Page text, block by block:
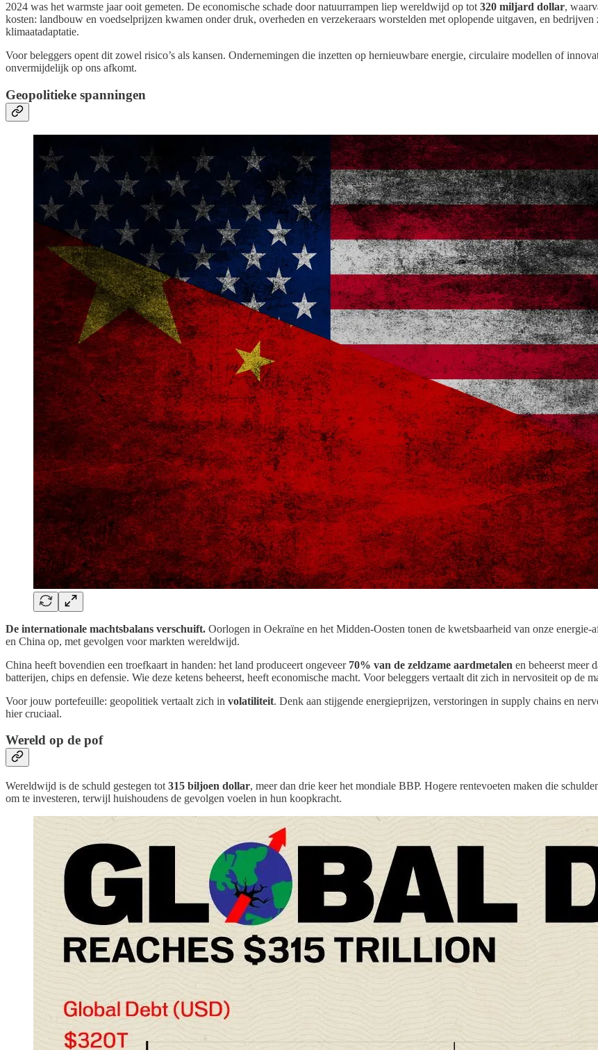
2024 was het warmste jaar ooit gemeten. De economische schade door natuurrampen liep wereldwijd op tot 320 miljard dollar,
kosten: landbouw en voedselprijzen kwamen onder druk, overheden en verzekeraars worstelden met oplopende uitgaven, en
klimaatadaptatie.
Voor beleggers opent dit zowel risico’s als kansen. Ondernemingen die inzetten op hernieuwbare energie, circulaire modellen of
onvermijdelijk op ons afkomt.
Geopolitieke spanningen
De internationale machtsbalans verschuift. Oorlogen in Oekraïne en het Midden-Oosten tonen de kwetsbaarheid van onze
en China op, met gevolgen voor markten wereldwijd.
China heeft bovendien een troefkaart in handen: het land produceert ongeveer 70% van de zeldzame aardmetalen en beheerst meer
batterijen, chips en defensie. Wie deze ketens beheerst, heeft economische macht. Voor beleggers vertaalt dit zich in nervositeit op de
Voor jouw portefeuille: geopolitiek vertaalt zich in volatiliteit. Denk aan stijgende energieprijzen, verstoringen in supply chains en
hier cruciaal.
Wereld op de pof
Wereldwijd is de schuld gestegen tot 315 biljoen dollar, meer dan drie keer het mondiale BBP. Hogere rentevoeten maken die
om te investeren, terwijl huishoudens de gevolgen voelen in hun koopkracht.